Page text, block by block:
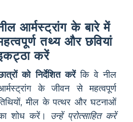
आर्मस्ट्रांग के बारे में
तथ्य और छवियां
करें
को निर्देशित करेंकि वे नील
के जीवन से महत्वपूर्ण
मील के पत्थर और घटनाओं
शोध करें। उन्हें प्रोत्साहित करें